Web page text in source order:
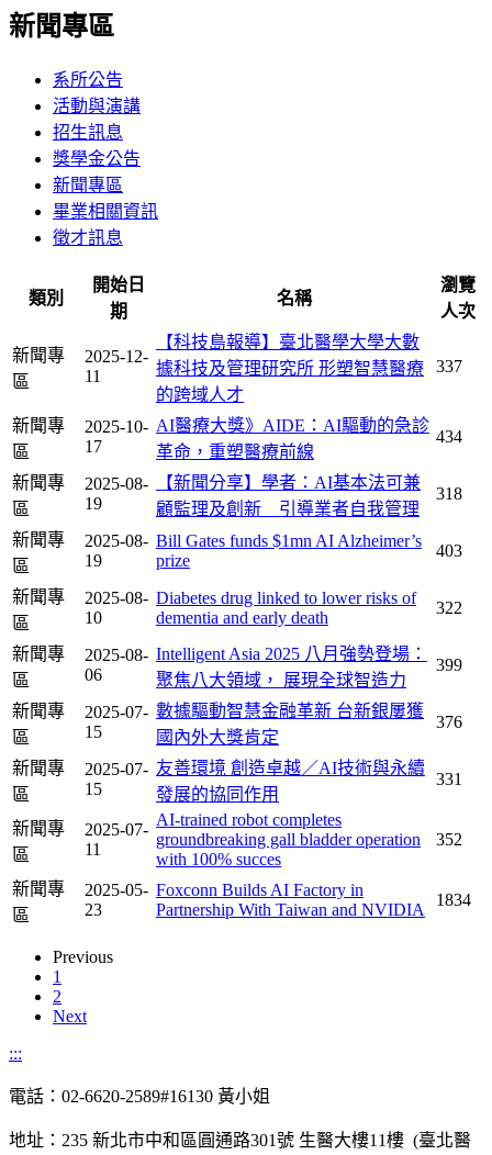
新聞專區
系所公告
活動與演講
招生訊息
獎學金公告
新聞專區
畢業相關資訊
徵才訊息
類別
開始日
期
名稱
瀏覽
人次
新聞專
區
2025-12-
11
【科技島報導】臺北醫學大學大數
據科技及管理研究所 形塑智慧醫療
的跨域人才
337
新聞專
區
2025-10-
17
AI醫療大獎》AIDE：AI驅動的急診
革命，重塑醫療前線
434
新聞專
區
2025-08-
19
【新聞分享】學者：AI基本法可兼
顧監理及創新 引導業者自我管理
318
新聞專
區
2025-08-
19
Bill Gates funds $1mn AI Alzheimer’s
prize
403
新聞專
區
2025-08-
10
Diabetes drug linked to lower risks of
dementia and early death
322
新聞專
區
2025-08-
06
Intelligent Asia 2025 八月強勢登場：
聚焦八大領域， 展現全球智造力
399
新聞專
區
2025-07-
15
數據驅動智慧金融革新 台新銀屢獲
國內外大獎肯定
376
新聞專
區
2025-07-
15
友善環境 創造卓越／AI技術與永續
發展的協同作用
331
新聞專
區
2025-07-
11
AI-trained robot completes
groundbreaking gall bladder operation
with 100% succes
352
新聞專
區
2025-05-
23
Foxconn Builds AI Factory in
Partnership With Taiwan and NVIDIA
1834
Previous
1
2
Next
:::
電話：02-6620-2589#16130 黃小姐
地址：235 新北市中和區圓通路301號 生醫大樓11樓 (臺北醫